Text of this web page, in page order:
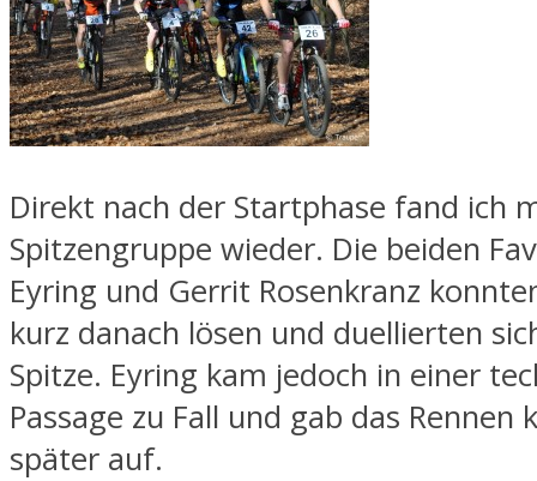
Direkt nach der Startphase fand ich
Spitzengruppe wieder. Die beiden
Eyring und Gerrit Rosenkranz
kurz danach lösen und duellierten
Spitze. Eyring kam jedoch in einer
Passage zu Fall und gab das Rennen
später auf.